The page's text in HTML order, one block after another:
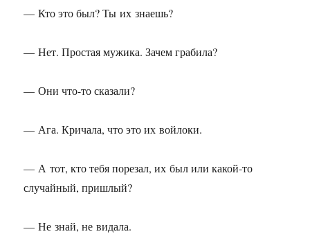
— Кто это был? Ты их знаешь?
— Нет. Простая мужика. Зачем грабила?
— Они что-то сказали?
— Ага. Кричала, что это их войлоки.
— А тот, кто тебя порезал, их был или какой-то
случайный, пришлый?
— Не знай, не видала.